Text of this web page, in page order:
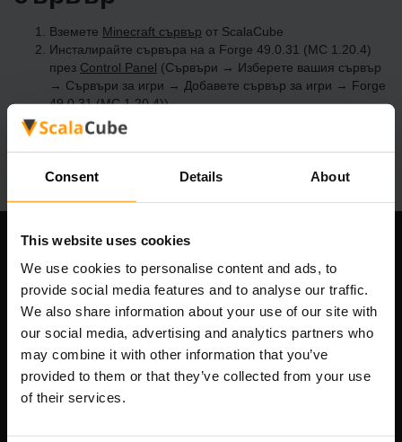
Consent Details About
This website uses cookies
We use cookies to personalise content and ads, to
provide social media features and to analyse our traffic.
We also share information about your use of our site with
our social media, advertising and analytics partners who
may combine it with other information that you’ve
provided to them or that they’ve collected from your use
of their services.
Вземете Minecraft сървър от ScalaCube
Инсталирайте сървъра на a Forge 49.0.31 (MC 1.20.4)
през Control Panel (Сървъри → Изберете вашия сървър
→ Сървъри за игри → Добавете сървър за игри → Forge
49.0.31 (MC 1.20.4))
Приятна игра на сървъра!
Scalable Hosting Solutions OÜ
Регистрационен код: 14652605
ДДС номер: EE102133820
Адрес: Harju maakond, Tallinn, Kesklinna linnaosa,